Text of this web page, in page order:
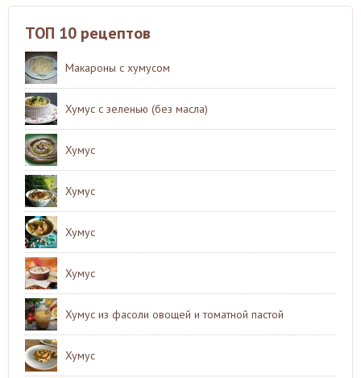
ТОП 10 рецептов
Макароны с хумусом
Хумус с зеленью (без масла)
Хумус
Хумус
Хумус
Хумус
Хумус из фасоли овощей и томатной пастой
Хумус